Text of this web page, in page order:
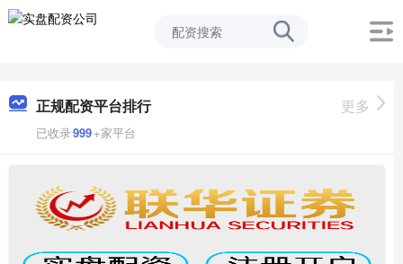
正规配资平台排行
已收录999+家平台
更多